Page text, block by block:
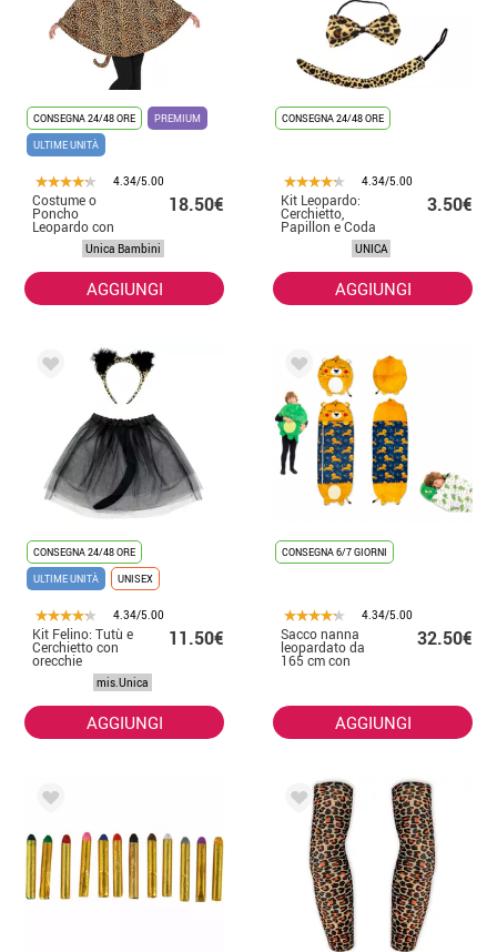
CONSEGNA 24/48 ORE
PREMIUM
ULTIME UNITÀ
4.34/5.00
Costume o
Poncho
Leopardo con
Cappuccio per
18.50€
Unica Bambini
AGGIUNGI
CONSEGNA 24/48 ORE
4.34/5.00
Kit Leopardo:
Cerchietto,
Papillon e Coda
3.50€
UNICA
AGGIUNGI
CONSEGNA 24/48 ORE
ULTIME UNITÀ
UNISEX
4.34/5.00
Kit Felino: Tutù e
Cerchietto con
orecchie
11.50€
mis.Unica
AGGIUNGI
CONSEGNA 6/7 GIORNI
4.34/5.00
Sacco nanna
leopardato da
165 cm con
32.50€
AGGIUNGI